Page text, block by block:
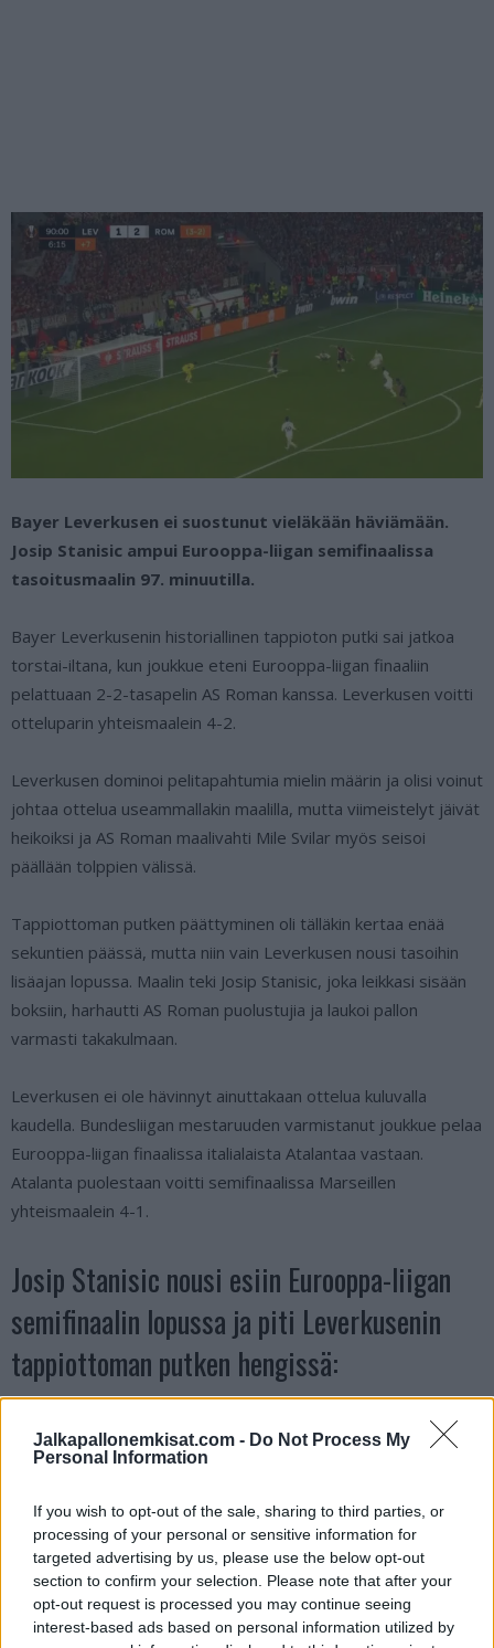
Jalkapallonemkisat.com - Do Not Process My
Personal Information
If you wish to opt-out of the sale, sharing to third parties, or
processing of your personal or sensitive information for
targeted advertising by us, please use the below opt-out
section to confirm your selection. Please note that after your
opt-out request is processed you may continue seeing
interest-based ads based on personal information utilized by
Bayer Leverkusen ei suostunut vieläkään häviämään.
Josip Stanisic ampui Eurooppa-liigan semifinaalissa
tasoitusmaalin 97. minuutilla.
Bayer Leverkusenin historiallinen tappioton putki sai jatkoa
torstai-iltana, kun joukkue eteni Eurooppa-liigan finaaliin
pelattuaan 2-2-tasapelin AS Roman kanssa. Leverkusen voitti
otteluparin yhteismaalein 4-2.
Leverkusen dominoi pelitapahtumia mielin määrin ja olisi voinut
johtaa ottelua useammallakin maalilla, mutta viimeistelyt jäivät
heikoiksi ja AS Roman maalivahti Mile Svilar myös seisoi
päällään tolppien välissä.
Tappiottoman putken päättyminen oli tälläkin kertaa enää
sekuntien päässä, mutta niin vain Leverkusen nousi tasoihin
lisäajan lopussa. Maalin teki Josip Stanisic, joka leikkasi sisään
boksiin, harhautti AS Roman puolustujia ja laukoi pallon
varmasti takakulmaan.
Leverkusen ei ole hävinnyt ainuttakaan ottelua kuluvalla
kaudella. Bundesliigan mestaruuden varmistanut joukkue pelaa
Eurooppa-liigan finaalissa italialaista Atalantaa vastaan.
Atalanta puolestaan voitti semifinaalissa Marseillen
yhteismaalein 4-1.
Josip Stanisic nousi esiin Eurooppa-liigan
semifinaalin lopussa ja piti Leverkusenin
tappiottoman putken hengissä:
Josip Stanisic who used the year at Leverkusen to
Bayern. The club is planning with him & I don’t
think Bayer would pay the now probably needed
€30m minimum.
pic.twitter.com/UVaJbrNg6M